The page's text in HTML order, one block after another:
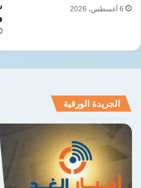
“إن أمن وسلامة أفرادنا
6 أغسطس، 2026
الجريدة الورقية